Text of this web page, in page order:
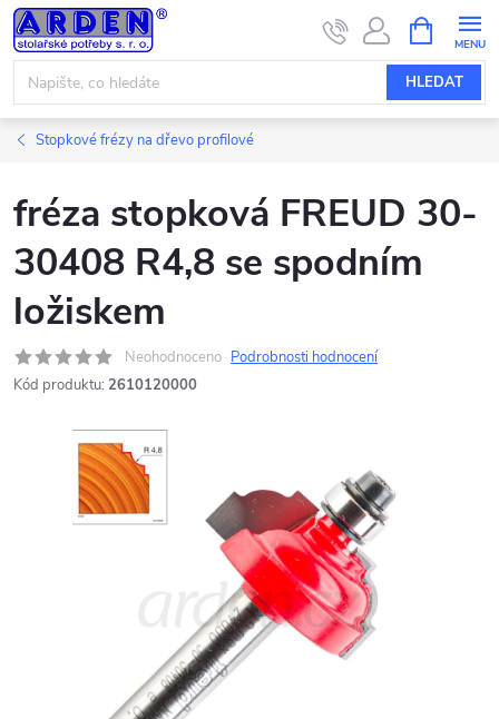
Přejít
na
obsah
HLEDAT
NÁKUPNÍ
KOŠÍK
Stopkové frézy na dřevo profilové
fréza stopková FREUD 30-
30408 R4,8 se spodním
ložiskem
Neohodnoceno Podrobnosti hodnocení
Kód produktu: 2610120000